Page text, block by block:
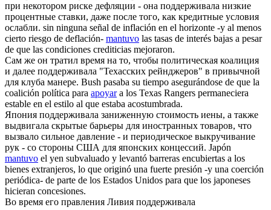
при некотором риске дефляции - она поддерживала низкие
процентные ставки, даже после того, как кредитные условия
ослабли. sin ninguna señal de inflación en el horizonte -y al menos
cierto riesgo de deflación- mantuvo las tasas de interés bajas a pesar
de que las condiciones crediticias mejoraron.
Сам же он тратил время на то, чтобы политическая коалиция
и далее поддерживала "Техасских рейнджеров" в привычной
для клуба манере. Bush pasaba su tiempo asegurándose de que la
coalición política para apoyara los Texas Rangers permaneciera
estable en el estilo al que estaba acostumbrada.
Япония поддерживала заниженную стоимость иены, а также
выдвигала скрытые барьеры для иностранных товаров, что
вызвало сильное давление - и периодическое выкручивание
рук - со стороны США для японских концессий. Japón
mantuvo el yen subvaluado y levantó barreras encubiertas a los
bienes extranjeros, lo que originó una fuerte presión -y una coerción
periódica- de parte de los Estados Unidos para que los japoneses
hicieran concesiones.
Во время его правления Ливия поддерживала